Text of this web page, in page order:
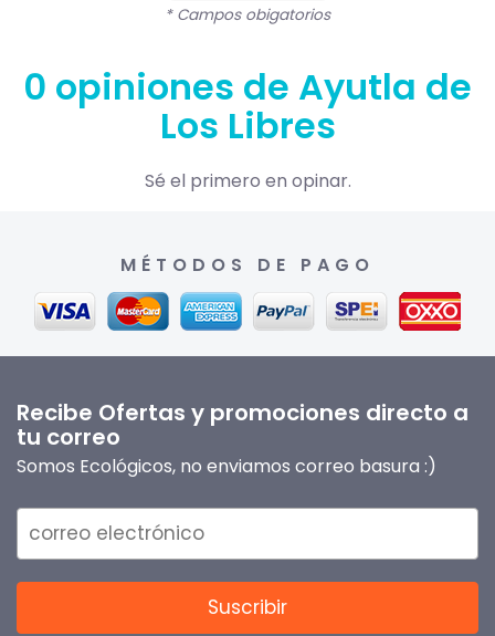
* Campos obigatorios
0 opiniones de Ayutla de
Los Libres
Sé el primero en opinar.
MÉTODOS DE PAGO
Recibe Ofertas y promociones directo a
tu correo
Somos Ecológicos, no enviamos correo basura :)